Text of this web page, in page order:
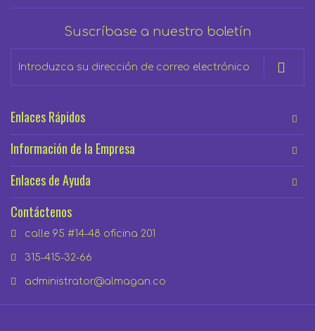
Suscríbase a nuestro boletín
de
Enlaces Rápidos
Información de la Empresa
Enlaces de Ayuda
Contáctenos
calle 95 #14-48 oficina 201
315-415-32-66
administrator@almagan.co